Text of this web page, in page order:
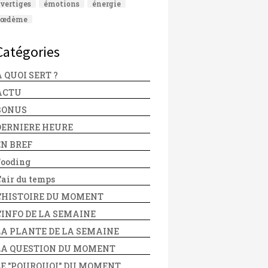
vertiges émotions
énergie
œdème
QUOI SERT ?
HEURE
BREF
du temps
DU MOMENT
DE LA SEMAINE
PLANTE DE LA SEMAINE
QUESTION DU MOMENT